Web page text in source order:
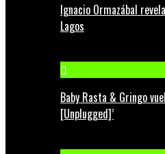
Ignacio Ormazábal
Lagos
Baby Rasta & Gringo
[Unplugged]’